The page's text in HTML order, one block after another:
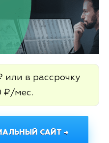
или в рассрочку
₽/мес.
САЙТ →